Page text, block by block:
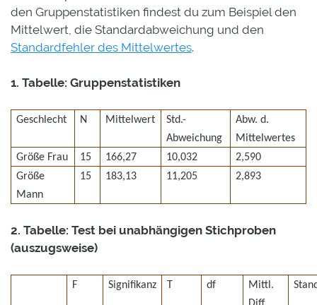
den Gruppenstatistiken findest du zum Beispiel den
Mittelwert, die Standardabweichung und den
Standardfehler des Mittelwertes.
1. Tabelle: Gruppenstatistiken
Geschlecht N Mittelwert
Std.-
Abweichung
Abw. d.
Mittelwertes
Größe Frau
15 166,27 10,032
2,590
Größe
Mann
15 183,13 11,205 2,893
2. Tabelle: Test bei unabhängigen Stichproben
(auszugsweise)
F Signifikanz T df
Mittl.